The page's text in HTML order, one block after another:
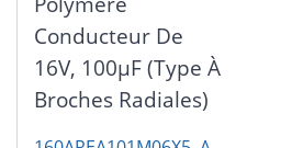
Conducteur De
16V, 100μF (type À
Broches Radiales)